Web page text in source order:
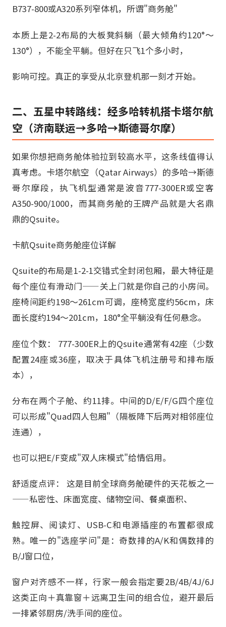
B737-800或A320系列窄体机，所谓"商务舱"
本质上是2-2布局的大板凳斜躺（最大倾角约120°～
130°），不能全平躺。但好在只飞1个多小时，
影响可控。真正的享受从北京登机那一刻才开始。
二、五星中转路线：经多哈转机搭卡塔尔航
空（济南联运→多哈→斯德哥尔摩）
如果你想把商务舱体验拉到较高水平，这条线值得认
真考虑。卡塔尔航空（Qatar Airways）的多哈→斯德
哥尔摩段，执飞机型通常是波音777-300ER或空客
A350-900/1000，而其商务舱的王牌产品就是大名鼎
鼎的Qsuite。
卡航Qsuite商务舱座位详解
Qsuite的布局是1-2-1交错式全封闭包厢，最大特征是
每个座位有滑动门——关上门就是你自己的小房间。
座椅间距约198～261cm可调，座椅宽度约56cm，床
面长度约194～201cm，180°全平躺没有任何悬念。
座位个数： 777-300ER上的Qsuite通常有42座（少数
配置24座或36座，取决于具体飞机注册号和排布版
本），
分布在两个子舱、约11排。中间的D/E/F/G四个座位
可以形成"Quad四人包厢"（隔板降下后两对相邻座位
连通），
也可以把E/F变成"双人床模式"给情侣用。
舒适度点评： 这是目前全球商务舱硬件的天花板之一
——私密性、床面宽度、储物空间、餐桌面积、
触控屏、阅读灯、USB-C和电源插座的布置都很成
熟。唯一的"选座学问"是：奇数排的A/K和偶数排的
B/J窗口位，
窗户对齐感不一样，行家一般会指定要2B/4B/4J/6J
这类正向＋真靠窗＋远离卫生间的组合位，避开最后
一排紧邻厨房/洗手间的座位。